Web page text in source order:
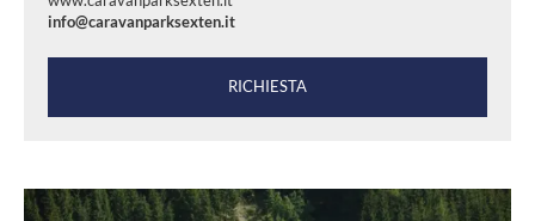
info@caravanparksexten.it
RICHIESTA